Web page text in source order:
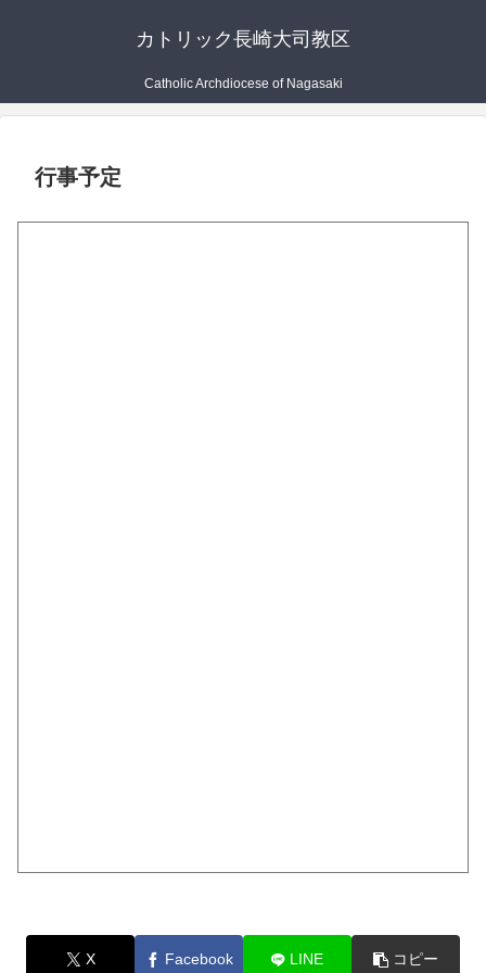
カトリック長崎大司教区
Catholic Archdiocese of Nagasaki
行事予定
X Facebook LINE コピー